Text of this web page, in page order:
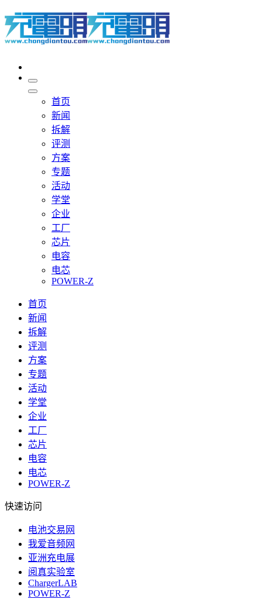
首页
新闻
拆解
评测
方案
专题
活动
学堂
企业
工厂
芯片
电容
电芯
POWER-Z
首页
新闻
拆解
评测
方案
专题
活动
学堂
企业
工厂
芯片
电容
电芯
POWER-Z
快速访问
电池交易网
我爱音频网
亚洲充电展
阅真实验室
ChargerLAB
POWER-Z